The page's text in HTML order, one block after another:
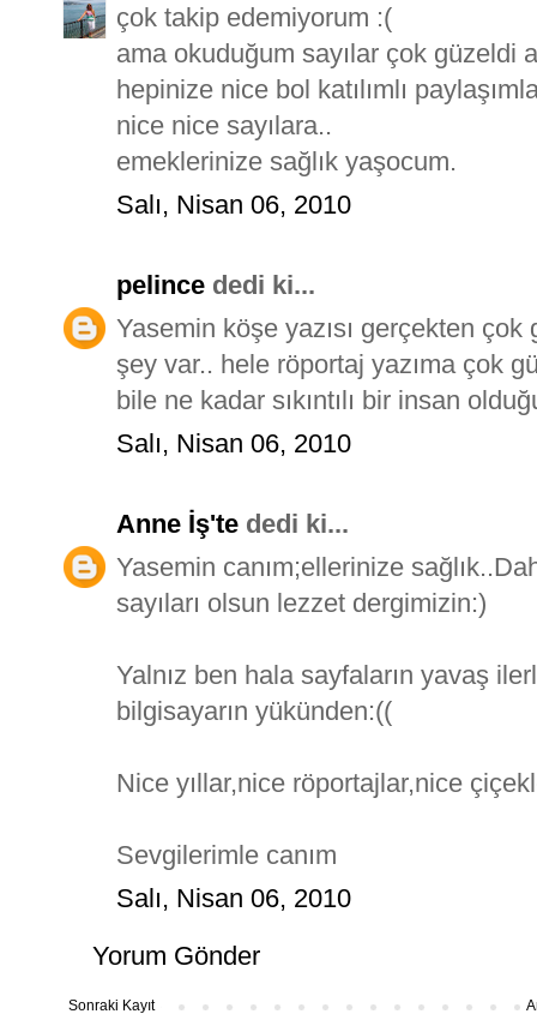
çok takip edemiyorum :(
ama okuduğum sayılar çok güzeldi
hepinize nice bol katılımlı
nice nice sayılara..
emeklerinize sağlık yaşocum.
Salı, Nisan 06, 2010
pelince dedi ki...
Yasemin köşe yazısı gerçekten
şey var.. hele röportaj yazıma çok
bile ne kadar sıkıntılı bir insan
Salı, Nisan 06, 2010
Anne İş'te dedi ki...
Yasemin canım;ellerinize
sayıları olsun lezzet dergimizin:)
Yalnız ben hala sayfaların yavaş
bilgisayarın yükünden:((
Nice yıllar,nice röportajlar,nice
Sevgilerimle canım
Salı, Nisan 06, 2010
Yorum Gönder
Sonraki Kayıt